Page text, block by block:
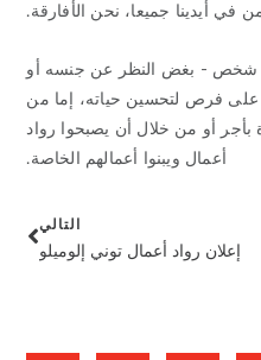
في أيدينا جميعا، نحن الأفارقة.
شخص - بغض النظر عن جنسه أو
فرص لتحسين حياته، إما من
أو من خلال أن يصبحوا رواد
أعمال ويبنوا أعمالهم الخاصة.
التالي
إعلان رواد أعمال توني إلوميلو